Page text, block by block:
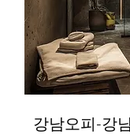
강남오피-강